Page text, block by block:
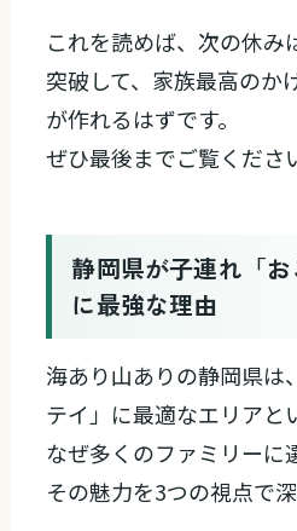
これを読めば、次の休み
突破して、家族最高のか
が作れるはずです。
ぜひ最後までご覧くださ
静岡県が子連れ「お
に最強な理由
海あり山ありの静岡県は
テイ」に最適なエリアと
なぜ多くのファミリーに
その魅力を3つの視点で深